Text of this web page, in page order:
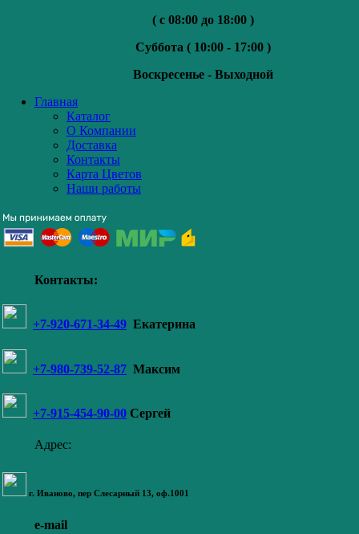
( с 08:00 до 18:00 )
Суббота ( 10:00 - 17:00 )
Воскресенье - Выходной
Главная
Каталог
О Компании
Доставка
Контакты
Карта Цветов
Наши работы
Контакты:
+7-920-671-34-49 Екатерина
+7-980-739-52-87 Максим
+7-915-454-90-00 Сергей
Адрес:
г. Иваново, пер Слесарный 13, оф.1001
e-mail